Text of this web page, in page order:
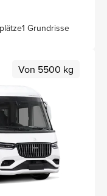
1 Grundrisse
Von 5500 kg